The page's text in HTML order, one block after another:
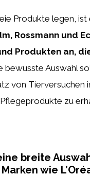
Produkte legen,
Rossmann und
Produkten an,
bewusste Auswahl
von Tierversuchen
zu
breite
wie